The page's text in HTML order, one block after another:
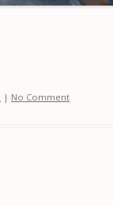
| No Comment